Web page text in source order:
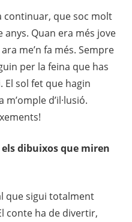
continuar, que soc molt
Quan era més jove
me’n fa més. Sempre
per la feina que has
El sol fet que hagin
d’il·lusió.
dibuixos que miren
que sigui totalment
conte ha de divertir,